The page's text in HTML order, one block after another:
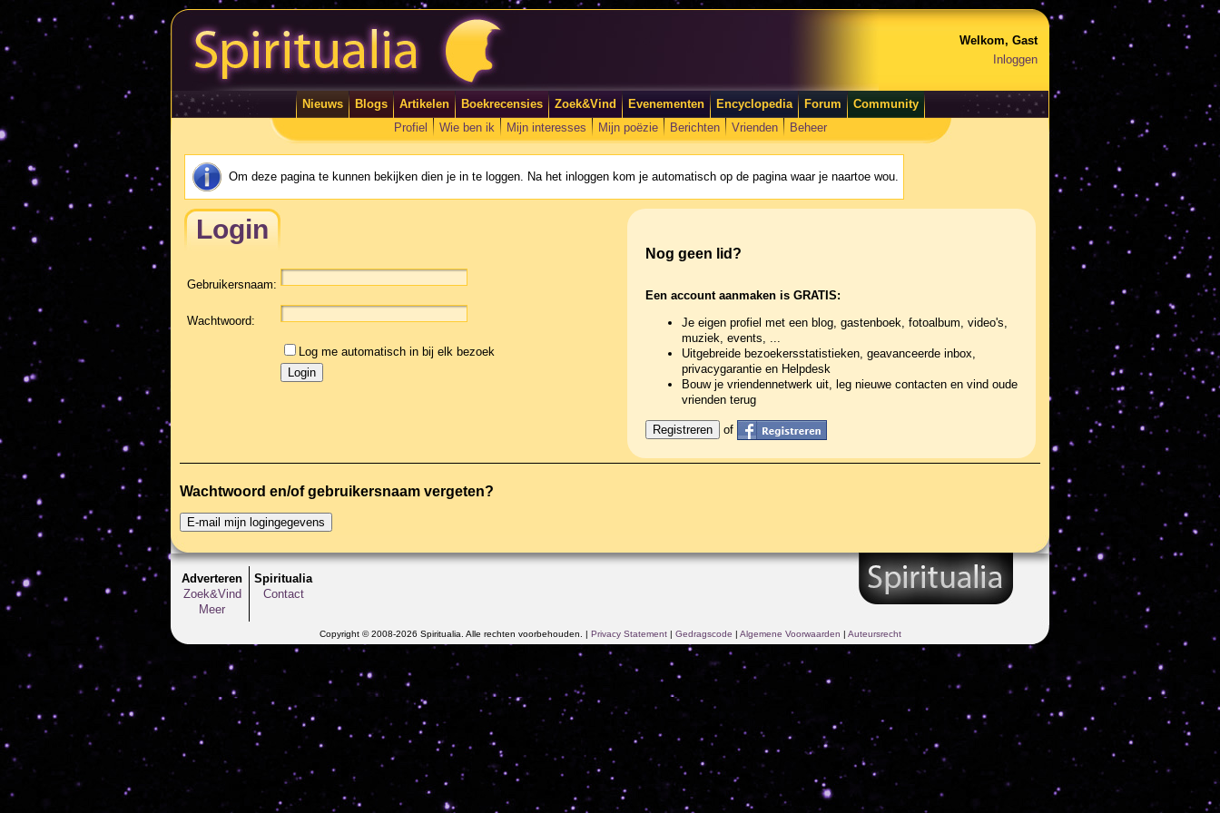
Welkom, Gast
Inloggen
Nieuws Blogs Artikelen Boekrecensies Zoek&Vind Evenementen Encyclopedia Forum
Community
Profiel
Wie ben ik Mijn interesses Mijn poëzie Berichten Vrienden Beheer
Om deze pagina te kunnen bekijken dien je in te loggen. Na het inloggen kom je automatisch op de pagina waar je naartoe wou.
Login
Gebruikersnaam:
Wachtwoord:
Log me automatisch in bij elk bezoek
Nog geen lid?
Een account aanmaken is GRATIS:
Je eigen profiel met een blog, gastenboek, fotoalbum, video's,
muziek, events, ...
Uitgebreide bezoekersstatistieken, geavanceerde inbox,
privacygarantie en Helpdesk
Bouw je vriendennetwerk uit, leg nieuwe contacten en vind oude
vrienden terug
of
Wachtwoord en/of gebruikersnaam vergeten?
Adverteren
Zoek&Vind
Meer
Spiritualia
Contact
Copyright © 2008-2026 Spiritualia. Alle rechten voorbehouden. | Privacy Statement| Gedragscode | Algemene Voorwaarden | Auteursrecht